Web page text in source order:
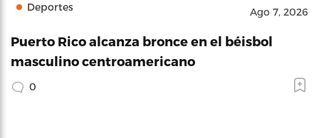
Deportes Ago 7, 2026
Puerto Rico alcanza bronce en el béisbol
masculino centroamericano
0